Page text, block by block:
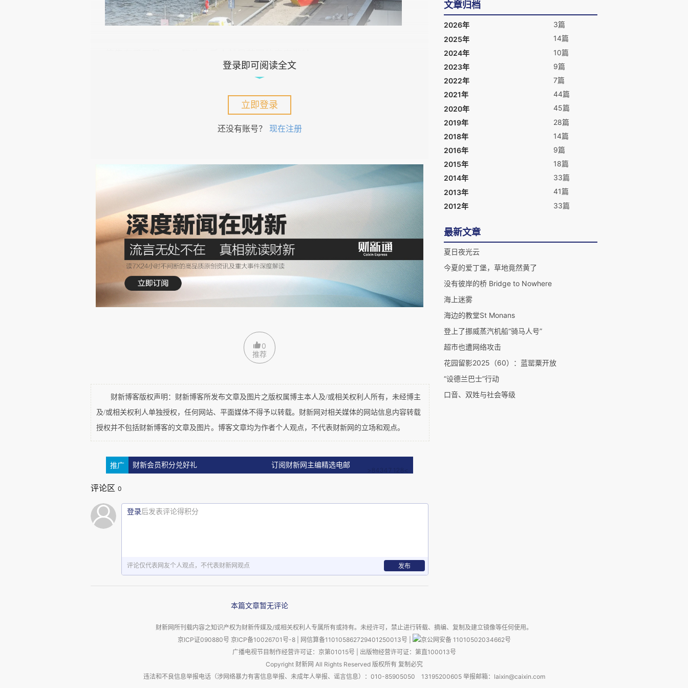
船体的钢板还是这样一块块铆起来的
Hestmanden是一艘建于1911年的蒸汽货轮，船体不大（长约60米），船速较
侵那一天，它正在海上，立刻被挪威政府征用，驶往英国。二战期间它一直在英国
海岸线上各个港口之间从事运输，虽曾遭受德军攻击但全身而退。
轮机舱门上的这块铭牌：1911年建于挪威Bergen
登录即可阅读全文
立即登录
还没有账号？ 现在注册
0
推荐
财新博客版权声明：财新博客所发布文章及图片之版权属博主本人及/或相关权利人所有，未经博主
及/或相关权利人单独授权，任何网站、平面媒体不得予以转载。财新网对相关媒体的网站信息内容转载
授权并不包括财新博客的文章及图片。博客文章均为作者个人观点，不代表财新网的立场和观点。
推广 财新会员积分兑好礼 订阅财新网主编精选电邮
评论区 0
登录后发表评论得积分
评论仅代表网友个人观点，不代表财新网观点 发布
本篇文章暂无评论
文章归档
2026年
3篇
2025年
14篇
2024年
10篇
2023年
9篇
2022年
7篇
2021年
44篇
2020年
45篇
2019年
28篇
2018年
14篇
2016年
9篇
2015年
18篇
2014年
33篇
2013年
41篇
2012年
33篇
最新文章
夏日夜光云
今夏的爱丁堡，草地竟然黄了
没有彼岸的桥 Bridge to Nowhere
海上迷雾
海边的教堂St Monans
登上了挪威蒸汽机船“骑马人号”
超市也遭网络攻击
花园留影2025（60）：蓝罂粟开放
“设德兰巴士”行动
口音、双姓与社会等级
财新网所刊载内容之知识产权为财新传媒及/或相关权利人专属所有或持有。未经许可，禁止进行转载、摘编、复制及建立镜像等任何使用。
京ICP证090880号 京ICP备10026701号-8 网信算备110105862729401250013号
京公网安备 11010502034662号
广播电视节目制作经营许可证：京第01015号
出版物经营许可证：第直100013号
Copyright 财新网 All Rights Reserved 版权所有 复制必究
违法和不良信息举报电话（涉网络暴力有害信息举报、未成年人举报、谣言信息）：010-85905050 13195200605 举报邮箱：laixin@caixin.com